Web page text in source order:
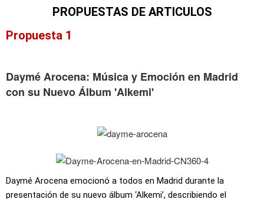
PROPUESTAS DE ARTICULOS
Propuesta 1
Daymé Arocena: Música y Emoción en Madrid
con su Nuevo Álbum 'Alkemi'
Daymé Arocena emocionó a todos en Madrid durante la
presentación de su nuevo álbum ‘Alkemi’, describiendo el